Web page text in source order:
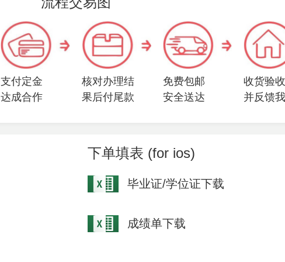
支付定金
达成合作
核对办理结
果后付尾款
免费包邮
安全送达
收货验
并反馈
下单填表 (for ios)
毕业证/学位证下载
成绩单下载